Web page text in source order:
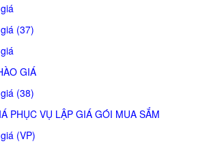
(37)
GIÁ
(38)
PHỤC VỤ LẬP GIÁ GÓI MUA SẮM
(VP)